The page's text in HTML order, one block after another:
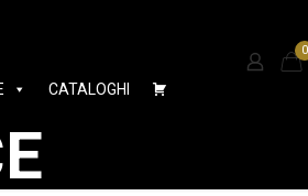
CATALOGHI
0